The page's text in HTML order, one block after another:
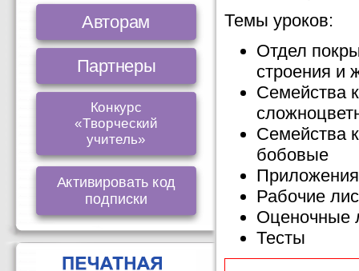
Темы уроков:
Отдел
строения и
Семейства
Семейства
бобовые
Рабочие
Оценочные
Тесты
Авторам
Партнеры
Конкурс
«Творческий
учитель»
Активировать код
подписки